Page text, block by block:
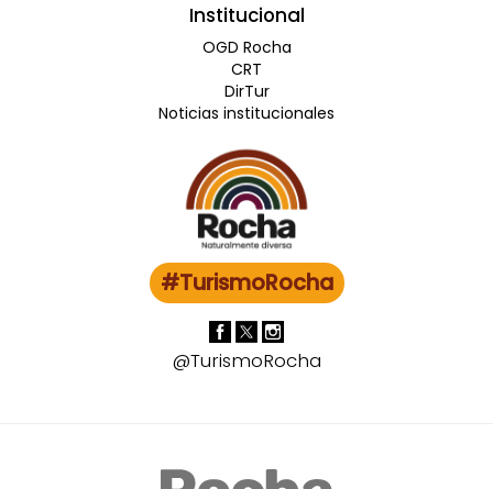
Institucional
OGD Rocha
CRT
DirTur
Noticias institucionales
#TurismoRocha
@TurismoRocha